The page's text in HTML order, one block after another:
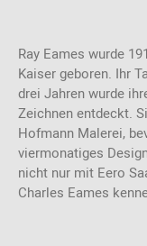
Ray Eames wurde
Kaiser geboren. Ihr
drei Jahren wurde
Zeichnen entdeckt.
Hofmann Malerei,
viermonatiges
nicht nur mit Eero
Charles Eames